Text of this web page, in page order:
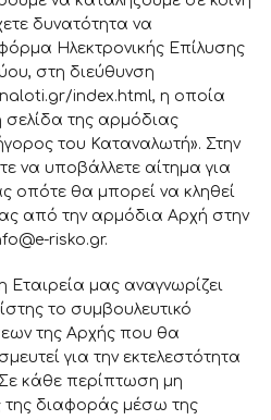
δυνατότητα να
Ηλεκτρονικής Επίλυσης
στη διεύθυνση
index.html, η οποία
σελίδα της αρμόδιας
του Καταναλωτή». Στην
να υποβάλλετε αίτημα για
οπότε θα μπορεί να κληθεί
από την αρμόδια Αρχή στην
risko.gr.
μας αναγνωρίζει
το συμβουλευτικό
της Αρχής που θα
για την εκτελεστότητα
κάθε περίπτωση μη
της διαφοράς μέσω της